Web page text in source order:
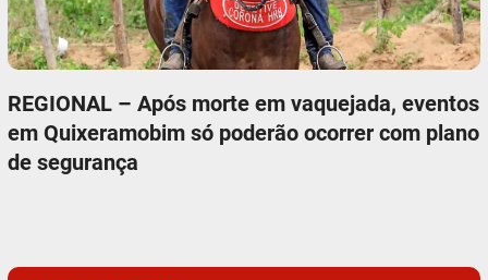
REGIONAL – Após morte em vaquejada, eventos
em Quixeramobim só poderão ocorrer com plano
de segurança